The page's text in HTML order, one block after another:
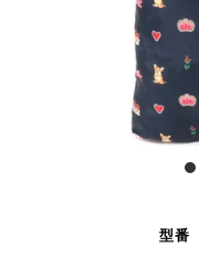
型番